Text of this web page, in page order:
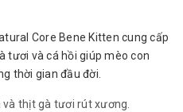
Core Bene Kitten cung cấp
tươi và cá hồi giúp mèo con
thời gian đầu đời.
và thịt gà tươi rút xương.